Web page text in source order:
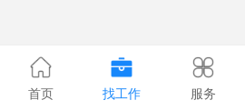
首页 找工作 服务